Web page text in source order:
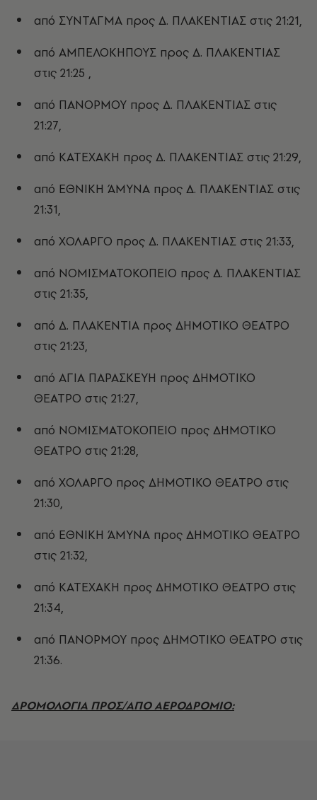
από ΣΥΝΤΑΓΜΑ προς Δ. ΠΛΑΚΕΝΤΙΑΣ στις 21:21,
από ΑΜΠΕΛΟΚΗΠΟΥΣ προς Δ. ΠΛΑΚΕΝΤΙΑΣ
στις 21:25 ,
από ΠΑΝΟΡΜΟΥ προς Δ. ΠΛΑΚΕΝΤΙΑΣ στις
21:27,
από ΚΑΤΕΧΑΚΗ προς Δ. ΠΛΑΚΕΝΤΙΑΣ στις 21:29,
από ΕΘΝΙΚΗ ΆΜΥΝΑ προς Δ. ΠΛΑΚΕΝΤΙΑΣ στις
21:31,
από ΧΟΛΑΡΓΟ προς Δ. ΠΛΑΚΕΝΤΙΑΣ στις 21:33,
από ΝΟΜΙΣΜΑΤΟΚΟΠΕΙΟ προς Δ. ΠΛΑΚΕΝΤΙΑΣ
στις 21:35,
από Δ. ΠΛΑΚΕΝΤΙΑ προς ΔΗΜΟΤΙΚΟ ΘΕΑΤΡΟ
στις 21:23,
από ΑΓΙΑ ΠΑΡΑΣΚΕΥΗ προς ΔΗΜΟΤΙΚΟ
ΘΕΑΤΡΟ στις 21:27,
από ΝΟΜΙΣΜΑΤΟΚΟΠΕΙΟ προς ΔΗΜΟΤΙΚΟ
ΘΕΑΤΡΟ στις 21:28,
από ΧΟΛΑΡΓΟ προς ΔΗΜΟΤΙΚΟ ΘΕΑΤΡΟ στις
21:30,
από ΕΘΝΙΚΗ ΆΜΥΝΑ προς ΔΗΜΟΤΙΚΟ ΘΕΑΤΡΟ
στις 21:32,
από ΚΑΤΕΧΑΚΗ προς ΔΗΜΟΤΙΚΟ ΘΕΑΤΡΟ στις
21:34,
από ΠΑΝΟΡΜΟΥ προς ΔΗΜΟΤΙΚΟ ΘΕΑΤΡΟ στις
21:36.
ΔΡΟΜΟΛΟΓΙΑ ΠΡΟΣ/ΑΠΟ ΑΕΡΟΔΡΟΜΙΟ: